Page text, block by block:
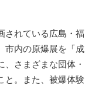
されている広島・福
市内の原爆展を「成
さまざまな団体・
と。また、被爆体験